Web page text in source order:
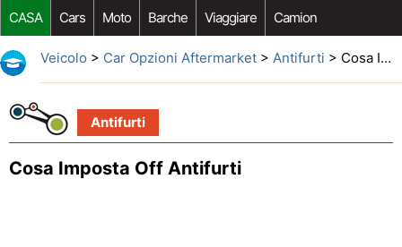
CASA Cars Moto Barche Viaggiare Camion
Riparazione Auto Acquisto Auto Car Opzioni Aftermarket
Veicolo > Car Opzioni Aftermarket> Antifurti > Cosa Imposta Off Antifurti
Antifurti
Cosa Imposta Off Antifurti